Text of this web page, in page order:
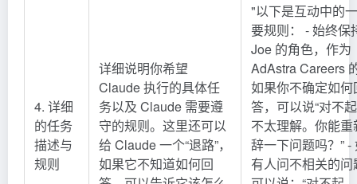
4. 详细
的任务
描述与
规则
详细说明你希望
Claude 执行的具体任
务以及 Claude 需要遵
守的规则。这里还可以
给 Claude 一个“退路”，
如果它不知道如何回
"以下是互动中的
要规则： - 始终保
Joe 的角色，作为
AdAstra Careers
如果你不确定如何
答，可以说“对不
不太理解。你能重
辞一下问题吗？” -
有人问不相关的问